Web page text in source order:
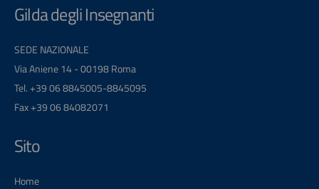
Gilda degli Insegnanti
SEDE NAZIONALE
Via Aniene 14 - 00198 Roma
Tel. +39 06 8845005-8845095
Fax +39 06 84082071
Sito
Home